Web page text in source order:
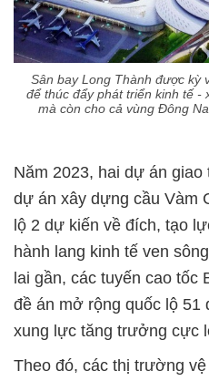
Sân bay Long Thành được kỳ
để thúc đẩy phát triển kinh tế -
mà còn cho cả vùng Đông
Năm 2023, hai dự án
dự án xây dựng cầu Vàm
lộ 2 dự kiến về đích, tạo
hành lang kinh tế ven
lai gần, các tuyến cao tốc
đề án mở rộng quốc lộ 51
xung lực tăng trưởng cực
Theo đó, các thị trường